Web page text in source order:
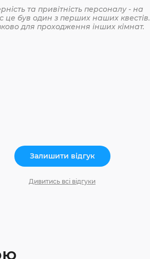
та привітність персоналу - на
це був один з перших наших квестів.
для проходження інших кімнат.
Залишити відгук
Дивитись всі відгуки